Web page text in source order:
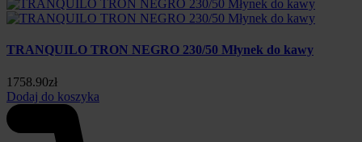
TRANQUILO TRON NEGRO 230/50 Młynek do kawy
1758.90zł
Dodaj do koszyka